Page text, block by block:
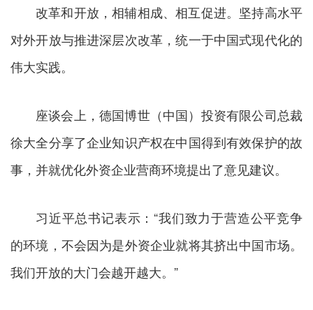
改革和开放，相辅相成、相互促进。坚持高水平
对外开放与推进深层次改革，统一于中国式现代化的
伟大实践。
座谈会上，德国博世（中国）投资有限公司总裁
徐大全分享了企业知识产权在中国得到有效保护的故
事，并就优化外资企业营商环境提出了意见建议。
习近平总书记表示：“我们致力于营造公平竞争
的环境，不会因为是外资企业就将其挤出中国市场。
我们开放的大门会越开越大。”